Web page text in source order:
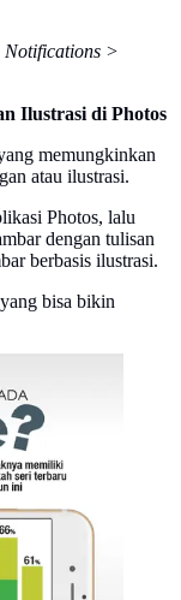
Notifications >
Ilustrasi di Photos
memungkinkan
atau ilustrasi.
Photos, lalu
dengan tulisan
berbasis ilustrasi.
bisa bikin